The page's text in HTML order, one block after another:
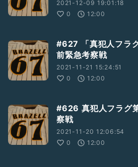
2021-12-09 19:01:18
0
12:00
#627 「真犯人フラ
前緊急考察戦
2021-11-21 15:24:51
0
12:00
#626 真犯人フラグ
察戦
2021-11-20 12:06:54
0
12:00